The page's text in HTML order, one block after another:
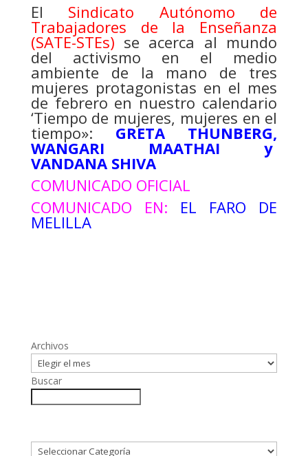
El Sindicato Autónomo de
Trabajadores de la Enseñanza
(SATE-STEs) se acerca al mundo
del activismo en el medio
ambiente de la mano de tres
mujeres protagonistas en el mes
de febrero en nuestro calendario
‘Tiempo de mujeres, mujeres en el
tiempo»: GRETA THUNBERG,
WANGARI MAATHAI y
VANDANA SHIVA
COMUNICADO OFICIAL
COMUNICADO EN: EL FARO DE
MELILLA
Archivos
Buscar